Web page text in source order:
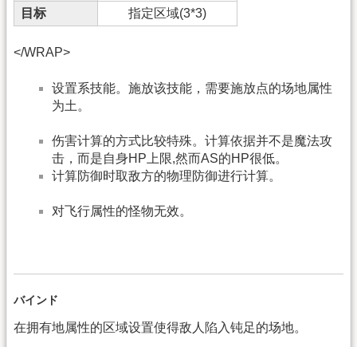
目标
指定区域(3*3)
</WRAP>
设置系技能。施放该技能，需要施放点的场地属性
为土。
伤害计算的方式比较特殊。计算依据并不是魔法攻
击，而是自身HP上限,然而AS的HP很低。
计算防御时取敌方的物理防御进行计算。
对飞行属性的怪物无效。
バインド
在拥有地属性的区域设置使得敌人陷入钝足的场地。